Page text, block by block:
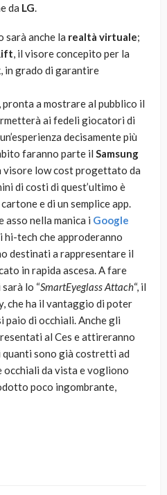
da LG.
sarà anche la realtà virtuale;
, il visore concepito per la
in grado di garantire
a mostrare al pubblico il
ai fedeli giocatori di
decisamente più
faranno parte il Samsung
visore low cost progettato da
di costi di quest’ultimo è
e di un semplice app.
asso nella manica i Google
hi-tech che approderanno
destinati a rappresentare il
in rapida ascesa. A fare
lo “SmartEyeglass Attach“, il
che ha il vantaggio di poter
paio di occhiali. Anche gli
al Ces e attireranno
quanti sono già costretti ad
occhiali da vista e vogliono
poco ingombrante,